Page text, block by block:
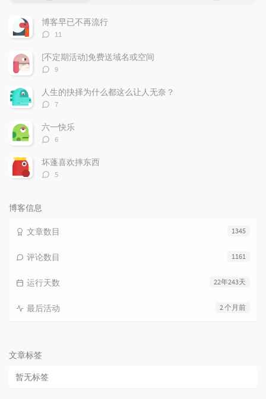
文
章
博客早已不再流行
评
数：
11
[不定期活动]免费送域名或空间
评
数：
9
人生的抉择为什么都这么让人无奈？
评
数：
7
六一快乐
评
数：
6
坏蓬喜欢摔东西
评
5
博客信息
1345
文章数目
1161
评论数目
22年243天
运行天数
2 个月前
最后活动
文章标签
暂无标签